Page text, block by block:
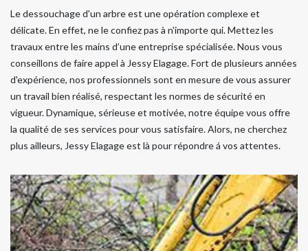
Le dessouchage d'un arbre est une opération complexe et
délicate. En effet, ne le confiez pas à n'importe qui. Mettez les
travaux entre les mains d’une entreprise spécialisée. Nous vous
conseillons de faire appel à Jessy Elagage. Fort de plusieurs années
d'expérience, nos professionnels sont en mesure de vous assurer
un travail bien réalisé, respectant les normes de sécurité en
vigueur. Dynamique, sérieuse et motivée, notre équipe vous offre
la qualité de ses services pour vous satisfaire. Alors, ne cherchez
plus ailleurs, Jessy Elagage est là pour répondre á vos attentes.